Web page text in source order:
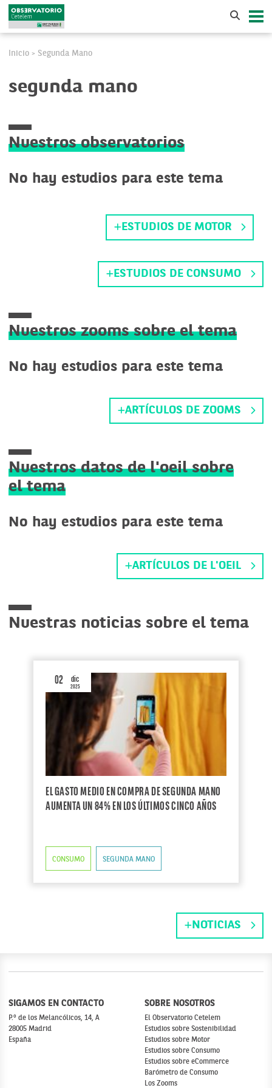
Inicio > Segunda Mano
segunda mano
Nuestros observatorios
No hay estudios para este tema
ESTUDIOS DE MOTOR
ESTUDIOS DE CONSUMO
Nuestros zooms sobre el tema
No hay estudios para este tema
ARTÍCULOS DE ZOOMS
Nuestros datos de l'oeil sobre
el tema
No hay estudios para este tema
ARTÍCULOS DE L'OEIL
Nuestras noticias sobre el tema
02 dic
2025
EL GASTO MEDIO EN COMPRA DE SEGUNDA MANO
AUMENTA UN 84% EN LOS ÚLTIMOS CINCO AÑOS
CONSUMO SEGUNDA MANO
NOTICIAS
SIGAMOS EN CONTACTO
P.º de los Melancólicos, 14, A
28005 Madrid
España
SOBRE NOSOTROS
El Observatorio Cetelem
Estudios sobre Sostenibilidad
Estudios sobre Motor
Estudios sobre Consumo
Estudios sobre eCommerce
Barómetro de Consumo
Los Zooms